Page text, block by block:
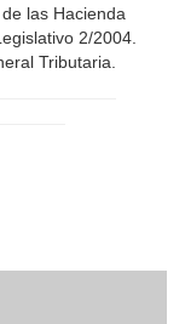
las Hacienda
2/2004.
Tributaria.